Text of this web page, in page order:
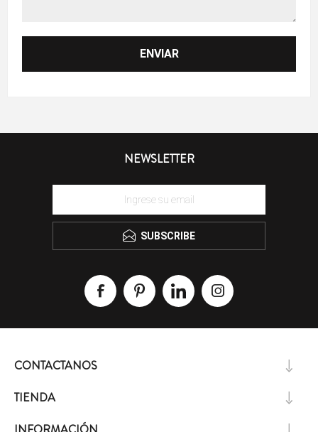
NEWSLETTER
SUBSCRIBE
CONTACTANOS
TIENDA